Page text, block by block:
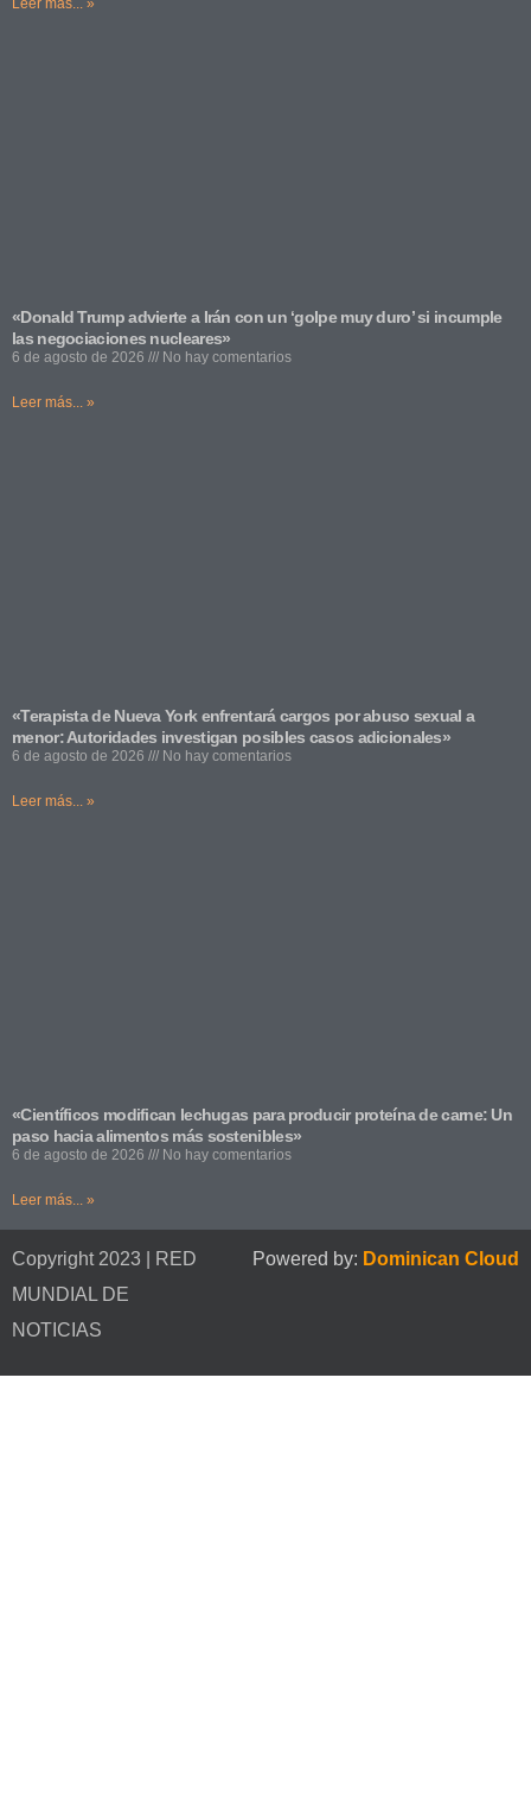
Leer más... »
«Donald Trump advierte a Irán con un ‘golpe muy duro’ si incumple
las negociaciones nucleares»
6 de agosto de 2026 No hay comentarios
Leer más... »
«Terapista de Nueva York enfrentará cargos por abuso sexual a
menor: Autoridades investigan posibles casos adicionales»
6 de agosto de 2026 No hay comentarios
Leer más... »
«Científicos modifican lechugas para producir proteína de carne: Un
paso hacia alimentos más sostenibles»
6 de agosto de 2026 No hay comentarios
Leer más... »
Copyright 2023 | RED
MUNDIAL DE
NOTICIAS
Powered by: Dominican Cloud